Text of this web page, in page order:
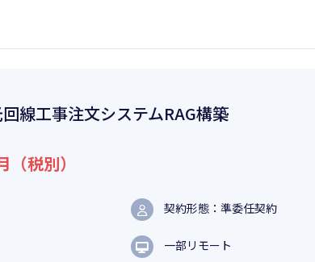
回線工事注文システムRAG構築
（税別）
契約形態：準委任契約
一部リモート